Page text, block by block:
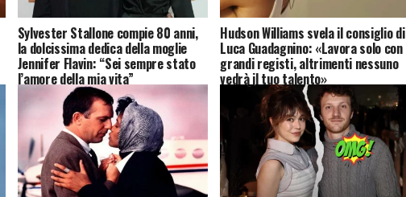
Sylvester Stallone compie 80 anni,
la dolcissima dedica della moglie
Jennifer Flavin: “Sei sempre stato
l’amore della mia vita”
Hudson Williams svela il consiglio di
Luca Guadagnino: «Lavora solo con
grandi registi, altrimenti nessuno
vedrà il tuo talento»